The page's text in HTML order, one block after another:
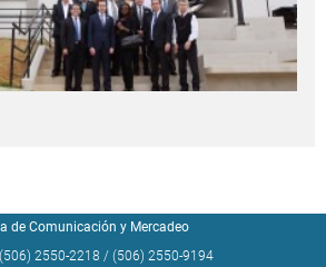
de Comunicación y Mercadeo
(506) 2550-2218 / (506) 2550-9194